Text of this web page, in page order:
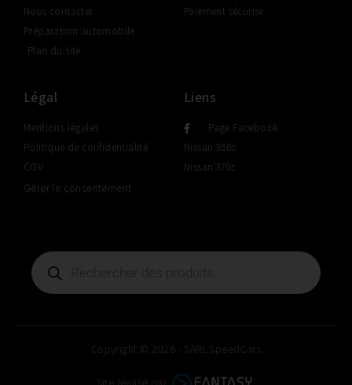
Nous contacter
Préparation automobile
Plan du site
Paiement sécurisé
Légal
Mentions légales
Politique de confidentialité
CGV
Gérer le consentement
Liens
Page Facebook
Nissan 350z
Nissan 370z
Copyright © 2026 - SARL SpeedCars